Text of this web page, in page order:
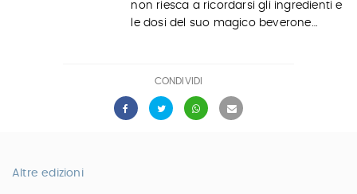
non riesca a ricordarsi gli ingredienti e
le dosi del suo magico beverone…
CONDIVIDI
Altre edizioni